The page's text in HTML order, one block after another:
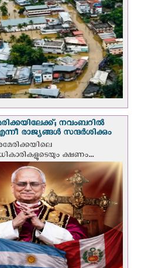
നവംബറില്‍
രാജ്യങ്ങള്‍ സന്ദര്‍ശിക്കും
ക്ഷണം...